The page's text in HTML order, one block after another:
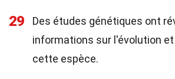
29
Des études génétiques ont
informations sur l'évolution
cette espèce.